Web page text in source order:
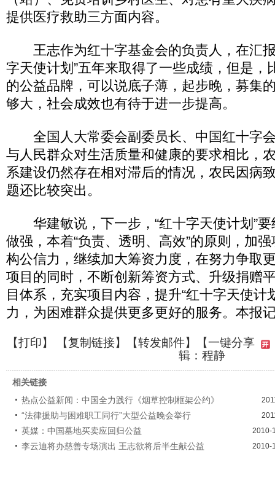
提供医疗救助三方面内容。
王志作为红十字基金会的负责人，在汇报
字天使计划”五年来取得了一些成绩，但是，
的公益品牌，可以说底子薄，起步晚，募集
够大，社会成效也有待于进一步提高。
全国人大常委会副委员长、中国红十字
与人民群众对生活质量和健康的要求相比，
系建设仍然存在相对滞后的情况，农民因病
题还比较突出。
华建敏说，下一步，“红十字天使计划”要
做强，本着“负责、透明、高效”的原则，加
构公信力，继续加大筹资力度，在努力争取
项目的同时，不断创新筹资方式、升级捐赠
目体系，充实项目内容，提升“红十字天使计
力，为困难群众提供更多更好的服务。本报
【打印】 【复制链接】【转发邮件】
【一键分享
辑：程静
相关链接
热点公益新闻：中国全力践行《烟草控制框架公约》
“法律援助与困难职工同行”大型公益晚会举行
英媒：中国墓地买卖应回归公益 2010-
李云迪将办慈善专场演出 王志欲将后半生献公益 2010-